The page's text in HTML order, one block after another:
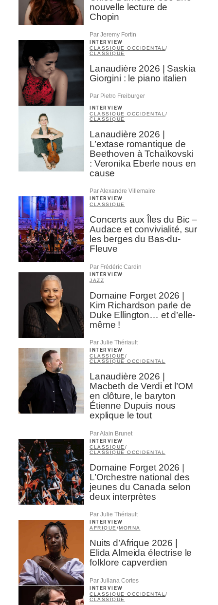
nouvelle lecture de
Chopin
Par Jeremy Fortin
INTERVIEW
CLASSIQUE OCCIDENTAL /
CLASSIQUE
Lanaudière 2026 | Saskia
Giorgini : le piano italien
Par Pietro Freiburger
INTERVIEW
CLASSIQUE OCCIDENTAL /
CLASSIQUE
Lanaudière 2026 |
L’extase romantique de
Beethoven à Tchaïkovski
: Veronika Eberle nous en
cause
Par Alexandre Villemaire
INTERVIEW
CLASSIQUE
Concerts aux Îles du Bic –
Audace et convivialité, sur
les berges du Bas-du-
Fleuve
Par Frédéric Cardin
INTERVIEW
JAZZ
Domaine Forget 2026 |
Kim Richardson parle de
Duke Ellington… et d’elle-
même !
Par Julie Thériault
INTERVIEW
CLASSIQUE/
CLASSIQUE OCCIDENTAL
Lanaudière 2026 |
Macbeth de Verdi et l’OM
en clôture, le baryton
Étienne Dupuis nous
explique le tout
Par Alain Brunet
INTERVIEW
CLASSIQUE /
CLASSIQUE OCCIDENTAL
Domaine Forget 2026 |
L’Orchestre national des
jeunes du Canada selon
deux interprètes
Par Julie Thériault
INTERVIEW
AFRIQUE/MORNA
Nuits d’Afrique 2026 |
Elida Almeida électrise le
folklore capverdien
Par Juliana Cortes
INTERVIEW
CLASSIQUE OCCIDENTAL /
CLASSIQUE